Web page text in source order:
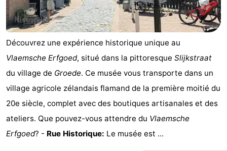
côte
-
Knokke-
Heist
-
Zeebrugge
-
Blankenberge
-
Wenduine
Météo
Contact
Découvrez une expérience historique unique au
Vlaemsche Erfgoed, situé dans la pittoresque Slijkstraat
du village de Groede. Ce musée vous transporte dans un
village agricole zélandais flamand de la première moitié du
20e siècle, complet avec des boutiques artisanales et des
ateliers. Que pouvez-vous attendre du Vlaemsche
Erfgoed? - Rue Historique: Le musée est ...